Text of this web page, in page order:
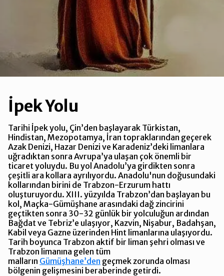
İpek Yolu
Tarihi İpek yolu, Çin’den başlayarak Türkistan,
Hindistan, Mezopotamya, İran topraklarından geçerek
Azak Denizi, Hazar Denizi ve Karadeniz’deki limanlara
uğradıktan sonra Avrupa’ya ulaşan çok önemli bir
ticaret yoluydu. Bu yol Anadolu’ya girdikten sonra
çeşitli ara kollara ayrılıyordu. Anadolu'nun doğusundaki
kollarından birini de Trabzon-Erzurum hattı
oluşturuyordu. XIII. yüzyılda Trabzon’dan başlayan bu
kol, Maçka-Gümüşhane arasındaki dağ zincirini
geçtikten sonra 30-32 günlük bir yolculuğun ardından
Bağdat ve Tebriz’e ulaşıyor, Kazvin, Nişabur, Badahşan,
Kabil veya Gazne üzerinden Hint limanlarına ulaşıyordu.
Tarih boyunca Trabzon aktif bir liman şehri olması ve
Trabzon limanına gelen tüm
malların Gümüşhane’den geçmek zorunda olması
bölgenin gelişmesini beraberinde getirdi.